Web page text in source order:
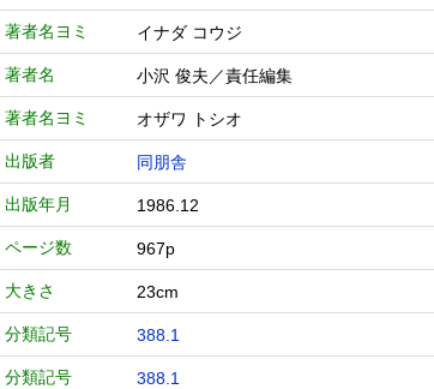
著者名ヨミ イナダ コウジ
著者名 小沢 俊夫／責任編集
著者名ヨミ オザワ トシオ
出版者 同朋舎
出版年月 1986.12
ページ数 967p
大きさ 23cm
分類記号 388.1
分類記号 388.1